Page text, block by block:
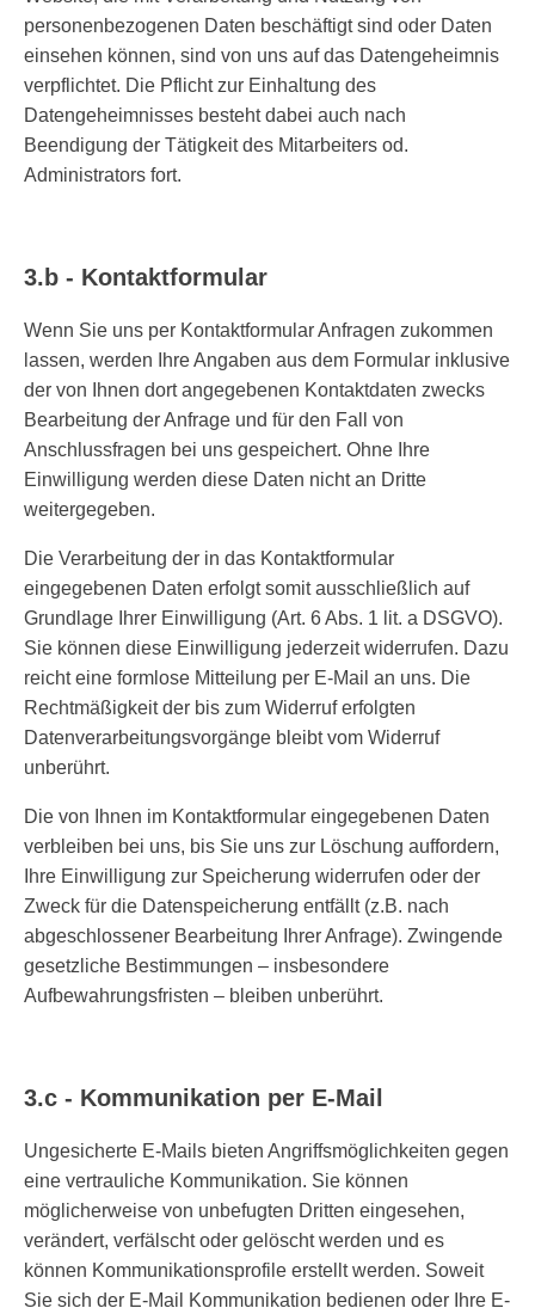
personenbezogenen Daten beschäftigt sind oder Daten
einsehen können, sind von uns auf das Datengeheimnis
verpflichtet. Die Pflicht zur Einhaltung des
Datengeheimnisses besteht dabei auch nach
Beendigung der Tätigkeit des Mitarbeiters od.
Administrators fort.
3.b - Kontaktformular
Wenn Sie uns per Kontaktformular Anfragen zukommen
lassen, werden Ihre Angaben aus dem Formular inklusive
der von Ihnen dort angegebenen Kontaktdaten zwecks
Bearbeitung der Anfrage und für den Fall von
Anschlussfragen bei uns gespeichert. Ohne Ihre
Einwilligung werden diese Daten nicht an Dritte
weitergegeben.
Die Verarbeitung der in das Kontaktformular
eingegebenen Daten erfolgt somit ausschließlich auf
Grundlage Ihrer Einwilligung (Art. 6 Abs. 1 lit. a DSGVO).
Sie können diese Einwilligung jederzeit widerrufen. Dazu
reicht eine formlose Mitteilung per E-Mail an uns. Die
Rechtmäßigkeit der bis zum Widerruf erfolgten
Datenverarbeitungsvorgänge bleibt vom Widerruf
unberührt.
Die von Ihnen im Kontaktformular eingegebenen Daten
verbleiben bei uns, bis Sie uns zur Löschung auffordern,
Ihre Einwilligung zur Speicherung widerrufen oder der
Zweck für die Datenspeicherung entfällt (z.B. nach
abgeschlossener Bearbeitung Ihrer Anfrage). Zwingende
gesetzliche Bestimmungen – insbesondere
Aufbewahrungsfristen – bleiben unberührt.
3.c - Kommunikation per E-Mail
Ungesicherte E-Mails bieten Angriffsmöglichkeiten gegen
eine vertrauliche Kommunikation. Sie können
möglicherweise von unbefugten Dritten eingesehen,
verändert, verfälscht oder gelöscht werden und es
können Kommunikationsprofile erstellt werden. Soweit
Sie sich der E-Mail Kommunikation bedienen oder Ihre E-